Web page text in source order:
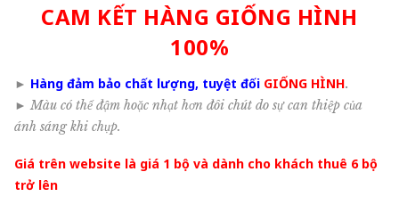
CAM KẾT HÀNG GIỐNG HÌNH
100%
► Hàng đảm bảo chất lượng, tuyệt đối GIỐNG HÌNH.
►Màu có thể đậm hoặc nhạt hơn đôi chút do sự can thiệp của
ánh sáng khi chụp.
Giá trên website là giá 1 bộ và dành cho khách thuê 6 bộ
trở lên